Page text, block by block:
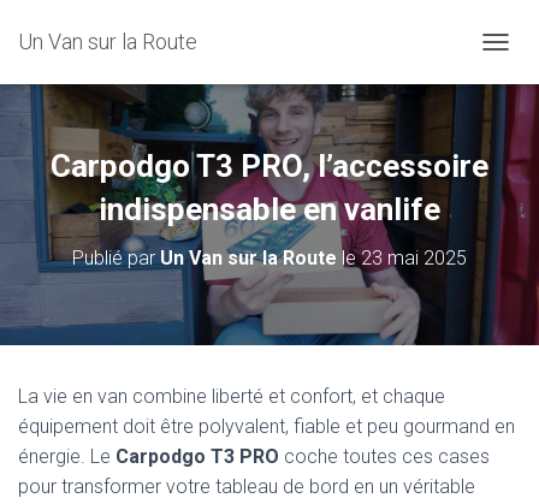
Un Van sur la Route
É
R
I
Carpodgo T3 PRO, l’accessoire
indispensable en vanlife
Publié parUn Van sur la Route le23 mai 2025
La vie en van combine liberté et confort, et chaque
équipement doit être polyvalent, fiable et peu gourmand en
énergie. Le Carpodgo T3 PRO coche toutes ces cases
pour transformer votre tableau de bord en un véritable